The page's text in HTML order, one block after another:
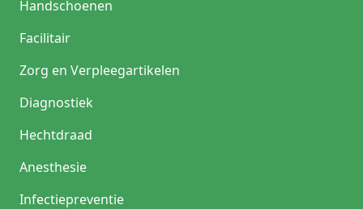
Handschoenen
Facilitair
Zorg en Verpleegartikelen
Diagnostiek
Hechtdraad
Anesthesie
Infectiepreventie